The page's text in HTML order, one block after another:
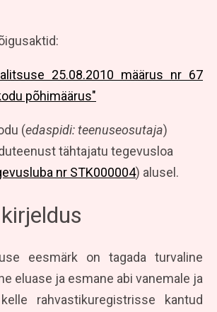
25.08.2010 määrus nr 67
põhimäärus"
(edaspidi: teenuseosutaja)
tähtajatu tegevusloa
nr STK000004) alusel.
eesmärk on tagada turvaline
eluase ja esmane abi vanemale ja
rahvastikuregistrisse kantud